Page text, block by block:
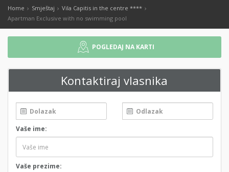
Home Smještaj
Vila Capitis in the centre ****
Apartman Exclusive with no swimming pool
POGLEDAJ NA KARTI
Kontaktiraj vlasnika
Vaše ime:
Vaše prezime: